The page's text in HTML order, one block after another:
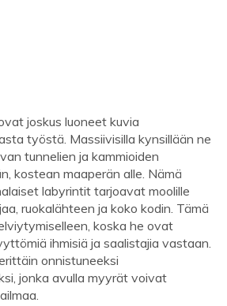
joskus luoneet kuvia
työstä. Massiivisilla kynsillään ne
tunnelien ja kammioiden
kostean maaperän alle. Nämä
labyrintit tarjoavat moolille
ruokalähteen ja koko kodin. Tämä
koska he ovat
ihmisiä ja saalistajia vastaan.
onnistuneeksi
jonka avulla myyrät voivat